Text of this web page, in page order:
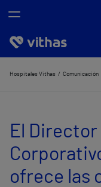
Nosotros
Servicios de salud
Equipo médico y
Hospitales Vithas Comunicación
El
ofrece las